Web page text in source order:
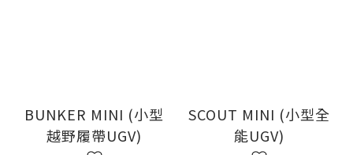
BUNKER MINI (小型
越野履帶UGV)
SCOUT MINI (小型全
能UGV)